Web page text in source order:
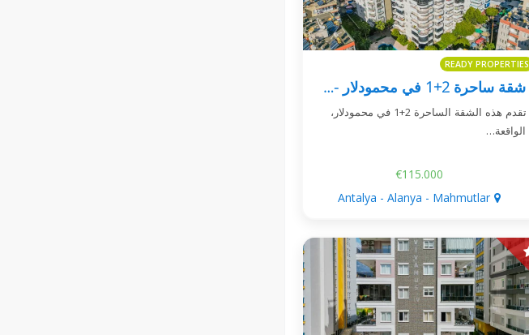
READY PROPERTIES
شقة ساحرة 2+1 في محمودلار - Cebeciler 9 Residence
تقدم هذه الشقة الساحرة 2+1 في محمودلار،
الواقعة…
€115.000
Antalya - Alanya - Mahmutlar